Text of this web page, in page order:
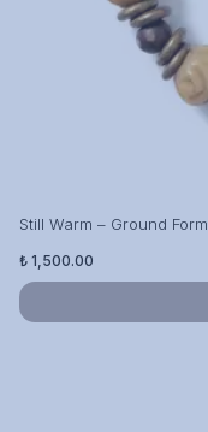
Still Warm – Ground Form
₺ 1,500.00